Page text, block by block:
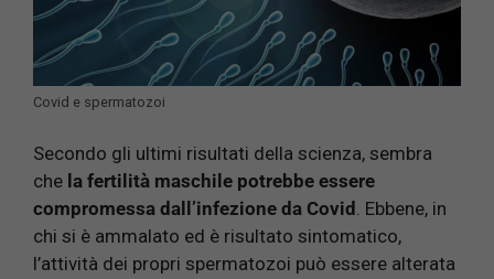
Covid e spermatozoi
Secondo gli ultimi risultati della scienza, sembra
che la fertilità maschile potrebbe essere
compromessa dall’infezione da Covid . Ebbene, in
chi si è ammalato ed è risultato sintomatico,
l’attività dei propri spermatozoi può essere alterata